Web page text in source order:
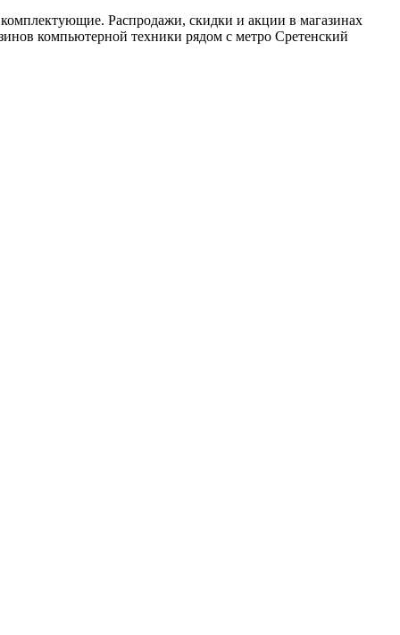
Распродажи, скидки и акции в магазинах
компьютерной техники рядом с метро Сретенский